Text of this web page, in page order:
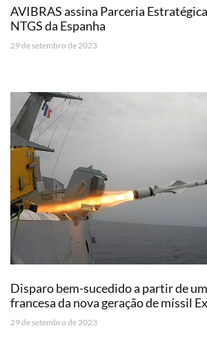
AVIBRAS assina Parceria
NTGS da Espanha
29 de setembro de 2023
Disparo bem-sucedido a partir de
francesa da nova geração de míssil
29 de setembro de 2023